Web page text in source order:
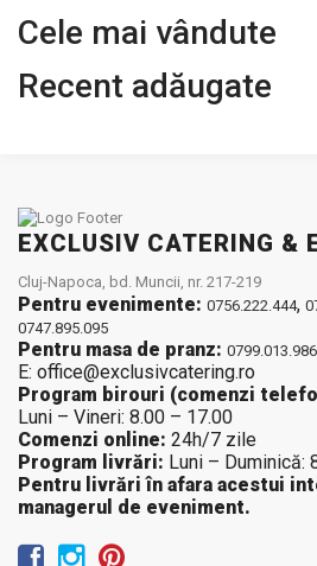
Cele mai vândute
Recent adăugate
EXCLUSIV CATERING &
Cluj-Napoca, bd. Muncii, nr. 217-219
Pentru evenimente: 0756.222.444,
0747.895.095
Pentru masa de pranz: 0799.013.986
E: office@exclusivcatering.ro
Program birouri (comenzi
Luni – Vineri: 8.00 – 17.00
Comenzi online: 24h/7 zile
Program livrări: Luni – Duminică:
Pentru livrări în afara acestui
managerul de eveniment.